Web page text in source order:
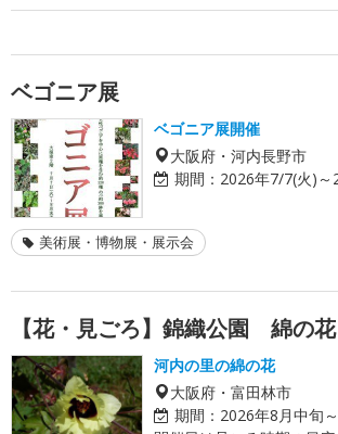
ベゴニア展
ベゴニア展開催
大阪府・河内長野市
期間： 2026年7/7(火)～
美術展・博物展・展示会
【花・見ごろ】錦織公園 綿の花
河内の里の綿の花
大阪府・富田林市
期間： 2026年8月中旬